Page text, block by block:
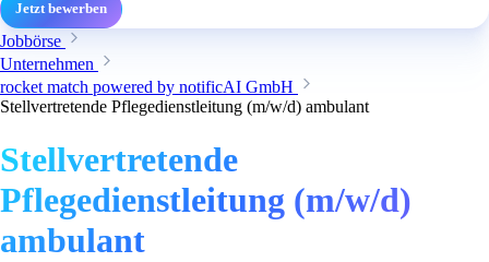
Jetzt bewerben
Jobbörse
Unternehmen
rocket match powered by notificAI GmbH
Stellvertretende Pflegedienstleitung (m/w/d) ambulant
Stellvertretende
Pflegedienstleitung (m/w/d)
ambulant